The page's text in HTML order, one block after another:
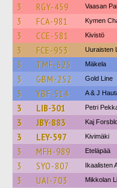
3 RGY-459 Vaasan
3 FCA-981 Kymen
3 CCE-581 Kivistö
3 FCE-953 Uuraisten
3 TMF-625 Mäkela
3 GBM-252 Gold Line
3 YBF-514 A & J
3 LIB-301 Petri
3 JBY-883 Kaj
3 LEY-597 Kivimäki
3 MFH-989 Eteläpää
3 SYO-807 Ikaalisten
3 UAI-703 Mikkolan